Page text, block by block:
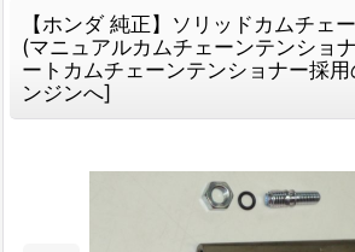
【ホンダ 純正】ソリッドカムチェ
(マニュアルカムチェーンテンショ
ートカムチェーンテンショナー採
ンジンへ]